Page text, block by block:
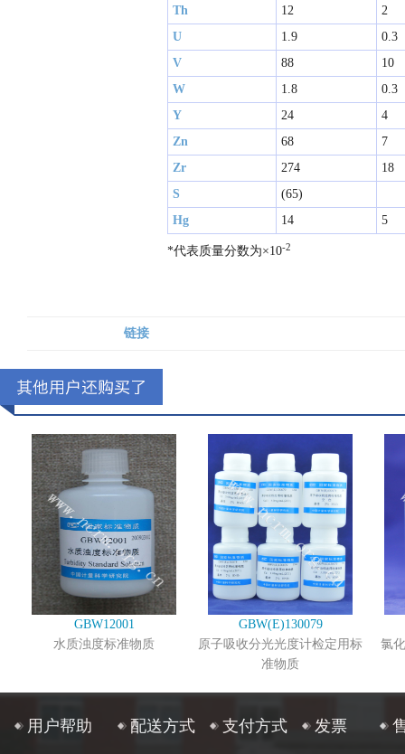
Th
12
2
U
1.9
0.3
V
88
10
W
1.8
0.3
Y
24
4
Zn
68
7
Zr
274
18
S
(65)
Hg
14 5
*代表质量分数为×10-2
链接
GBW12001
水质浊度标准物质
GBW(E)130079
原子吸收分光光度计检定用标
准物质
氯
用户帮助 配送方式 支付方式 发票